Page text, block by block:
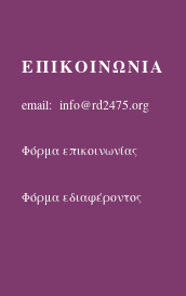
ΕΠΙΚΟΙΝΩΝΙΑ
email: info@rd2475.org
Φόρμα επικοινωνίας
Φόρμα εδιαφέροντος